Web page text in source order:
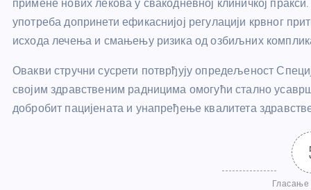
примене нових лекова у свакодневној клиничкој
употреба допринети ефикаснијој регулацији крвног
исхода лечења и смањењу ризика од озбиљних
Овакви стручни сусрети потврђују опредељеност
својим здравственим радницима омогући стално
добробит пацијената и унапређење квалитета
Гласање